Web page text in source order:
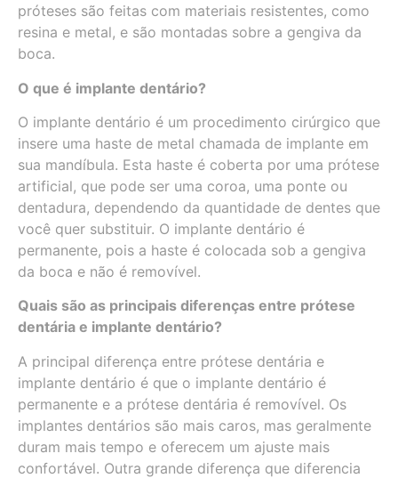
próteses são feitas com materiais resistentes, como
resina e metal, e são montadas sobre a gengiva da
boca.
O que é implante dentário?
O implante dentário é um procedimento cirúrgico que
insere uma haste de metal chamada de implante em
sua mandíbula. Esta haste é coberta por uma prótese
artificial, que pode ser uma coroa, uma ponte ou
dentadura, dependendo da quantidade de dentes que
você quer substituir. O implante dentário é
permanente, pois a haste é colocada sob a gengiva
da boca e não é removível.
Quais são as principais diferenças entre prótese
dentária e implante dentário?
A principal diferença entre prótese dentária e
implante dentário é que o implante dentário é
permanente e a prótese dentária é removível. Os
implantes dentários são mais caros, mas geralmente
duram mais tempo e oferecem um ajuste mais
confortável. Outra grande diferença que diferencia